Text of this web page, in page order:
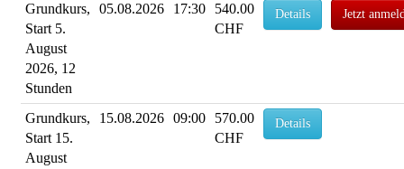
Grundkurs,
Start 5.
August
2026, 12
Stunden
05.08.2026 17:30
540.00
CHF
Details Jetzt
Grundkurs,
Start 15.
August
15.08.2026 09:00
570.00
CHF
Details